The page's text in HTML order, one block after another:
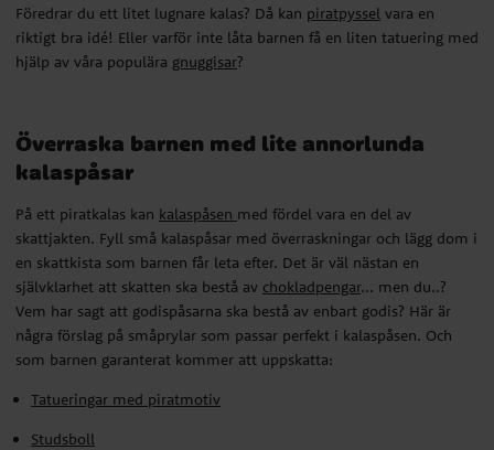
På ett piratkalas kankalaspåsenmed fördel vara en del av
skattjakten. Fyll små kalaspåsar med överraskningar och lägg dom i
en skattkista som barnen får leta efter. Det är väl nästan en
några förslag på småprylar som passar perfekt i kalaspåsen. Och
som barnen garanterat kommer att uppskatta:
Studsboll
Piratteleskop
Piratring
Dekorationer och bordsplacering
Täck bordet med en
Föredrar du ett litet lugnare kalas? Då kan piratpyssel vara en
riktigt bra idé! Eller varför inte låta barnen få en liten tatuering med
hjälp av våra populära gnuggisar?
Överraska barnen med lite annorlunda
kalaspåsar
På ett piratkalas kan kalaspåsen med fördel vara en del av
skattjakten. Fyll små kalaspåsar med överraskningar och lägg dom i
en skattkista som barnen får leta efter. Det är väl nästan en
självklarhet att skatten ska bestå av chokladpengar... men du..?
Vem har sagt att godispåsarna ska bestå av enbart godis? Här är
några förslag på småprylar som passar perfekt i kalaspåsen. Och
som barnen garanterat kommer att uppskatta:
Tatueringar med piratmotiv
Studsboll